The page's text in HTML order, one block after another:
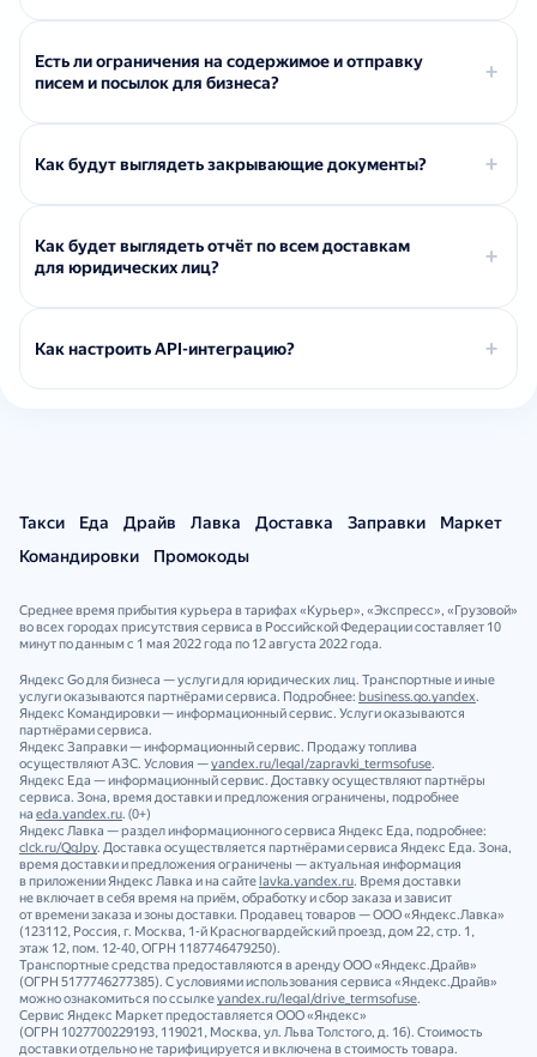
Есть ли ограничения на содержимое и отправку
писем и посылок для бизнеса?
Как будут выглядеть закрывающие документы?
Как будет выглядеть отчёт по всем доставкам
для юридических лиц?
Как настроить API-интеграцию?
Такси Еда Драйв Лавка Доставка Заправки
Маркет
Командировки
Промокоды
Среднее время прибытия курьера в тарифах «Курьер», «Экспресс», «Грузовой»
во всех городах присутствия сервиса в Российской Федерации составляет 10
минут по данным с 1 мая 2022 года по 12 августа 2022 года.
Яндекс Go для бизнеса — услуги для юридических лиц. Транспортные и иные
услуги оказываются партнёрами сервиса. Подробнее: business.go.yandex.
Яндекс Командировки — информационный сервис. Услуги оказываются
партнёрами сервиса.
Яндекс Заправки — информационный сервис. Продажу топлива
осуществляют АЗС. Условия —yandex.ru/legal/zapravki_termsofuse.
Яндекс Еда — информационный сервис. Доставку осуществляют партнёры
сервиса. Зона, время доставки и предложения ограничены, подробнее
на eda.yandex.ru. (0+)
Яндекс Лавка — раздел информационного сервиса Яндекс Еда, подробнее:
clck.ru/QgJpy. Доставка осуществляется партнёрами сервиса Яндекс Еда. Зона,
время доставки и предложения ограничены — актуальная информация
в приложении Яндекс Лавка и на сайтеlavka.yandex.ru. Время доставки
не включает в себя время на приём, обработку и сбор заказа и зависит
от времени заказа и зоны доставки. Продавец товаров — ООО «Яндекс.Лавка»
(123112, Россия, г. Москва, 1‑й Красногвардейский проезд, дом 22, стр. 1,
этаж 12, пом. 12‑40, ОГРН 1187746479250).
Транспортные средства предоставляются в аренду ООО «Яндекс.Драйв»
(ОГРН 5177746277385). С условиями использования сервиса «Яндекс.Драйв»
можно ознакомиться по ссылкеyandex.ru/legal/drive_termsofuse.
Сервис Яндекс Маркет предоставляется ООО «Яндекс»
(ОГРН 1027700229193, 119021, Москва, ул. Льва Толстого, д. 16). Стоимость
доставки отдельно не тарифицируется и включена в стоимость товара.